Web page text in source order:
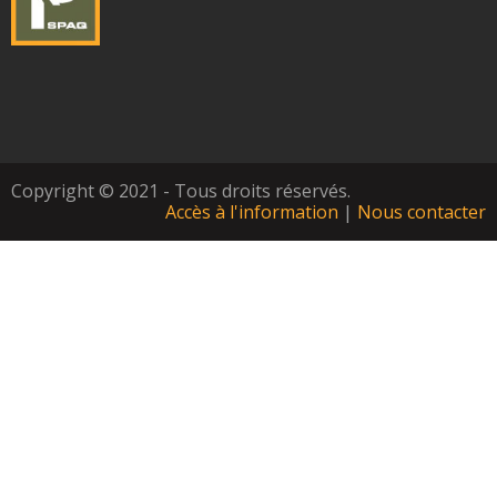
Copyright © 2021 - Tous droits réservés.
Accès à l'information | Nous contacter